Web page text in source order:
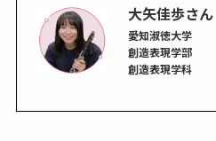
大矢佳歩さん
愛知淑徳大学
創造表現学部
創造表現学科